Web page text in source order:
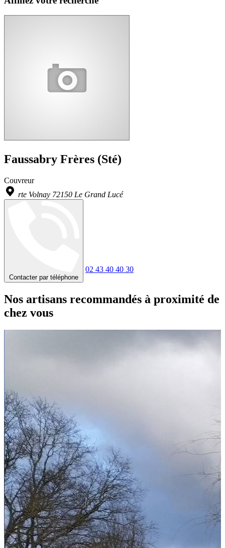
Faussabry Frères (Sté)
Couvreur
rte Volnay 72150 Le Grand Lucé
Contacter par téléphone
02 43 40 40 30
Nos artisans recommandés à proximité de
chez vous